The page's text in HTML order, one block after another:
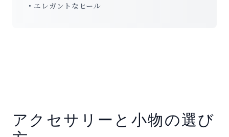
• エレガントなヒール
アクセサリーと小物の選び